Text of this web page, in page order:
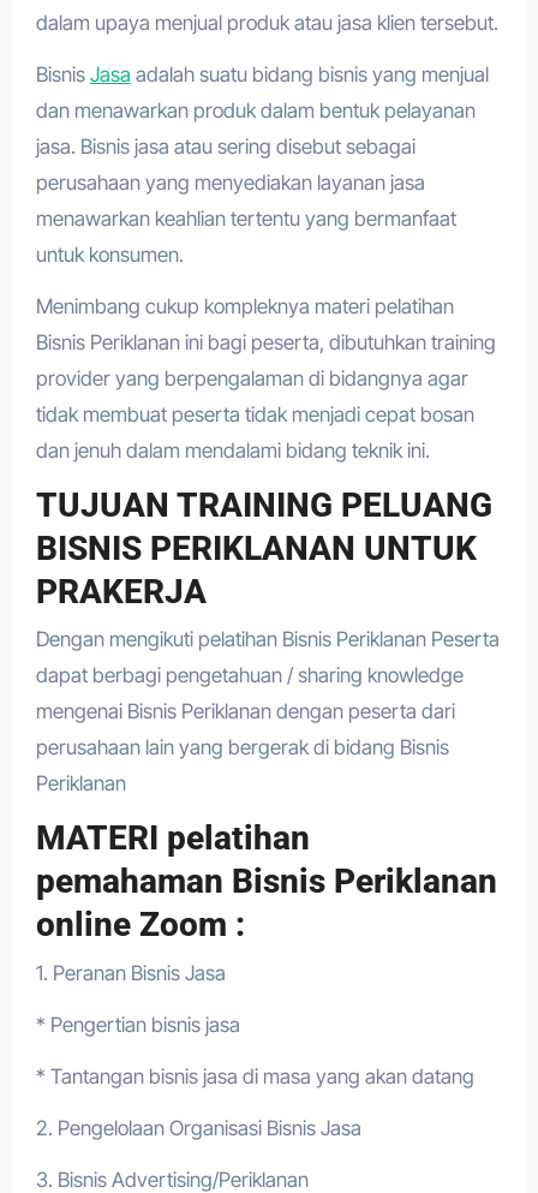
dalam upaya menjual produk atau jasa klien tersebut.
Bisnis Jasa adalah suatu bidang bisnis yang menjual
dan menawarkan produk dalam bentuk pelayanan
jasa. Bisnis jasa atau sering disebut sebagai
perusahaan yang menyediakan layanan jasa
menawarkan keahlian tertentu yang bermanfaat
untuk konsumen.
Menimbang cukup kompleknya materi pelatihan
Bisnis Periklanan ini bagi peserta, dibutuhkan training
provider yang berpengalaman di bidangnya agar
tidak membuat peserta tidak menjadi cepat bosan
dan jenuh dalam mendalami bidang teknik ini.
TUJUAN TRAINING PELUANG
BISNIS PERIKLANAN UNTUK
PRAKERJA
Dengan mengikuti pelatihan Bisnis Periklanan Peserta
dapat berbagi pengetahuan / sharing knowledge
mengenai Bisnis Periklanan dengan peserta dari
perusahaan lain yang bergerak di bidang Bisnis
Periklanan
MATERI pelatihan
pemahaman Bisnis Periklanan
online Zoom :
1. Peranan Bisnis Jasa
* Pengertian bisnis jasa
* Tantangan bisnis jasa di masa yang akan datang
2. Pengelolaan Organisasi Bisnis Jasa
3. Bisnis Advertising/Periklanan